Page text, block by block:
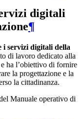
digitali
¶
i servizi digitali della
di lavoro dedicato alla
ha l’obiettivo di fornire
la progettazione e la
la cittadinanza.
Manuale operativo di